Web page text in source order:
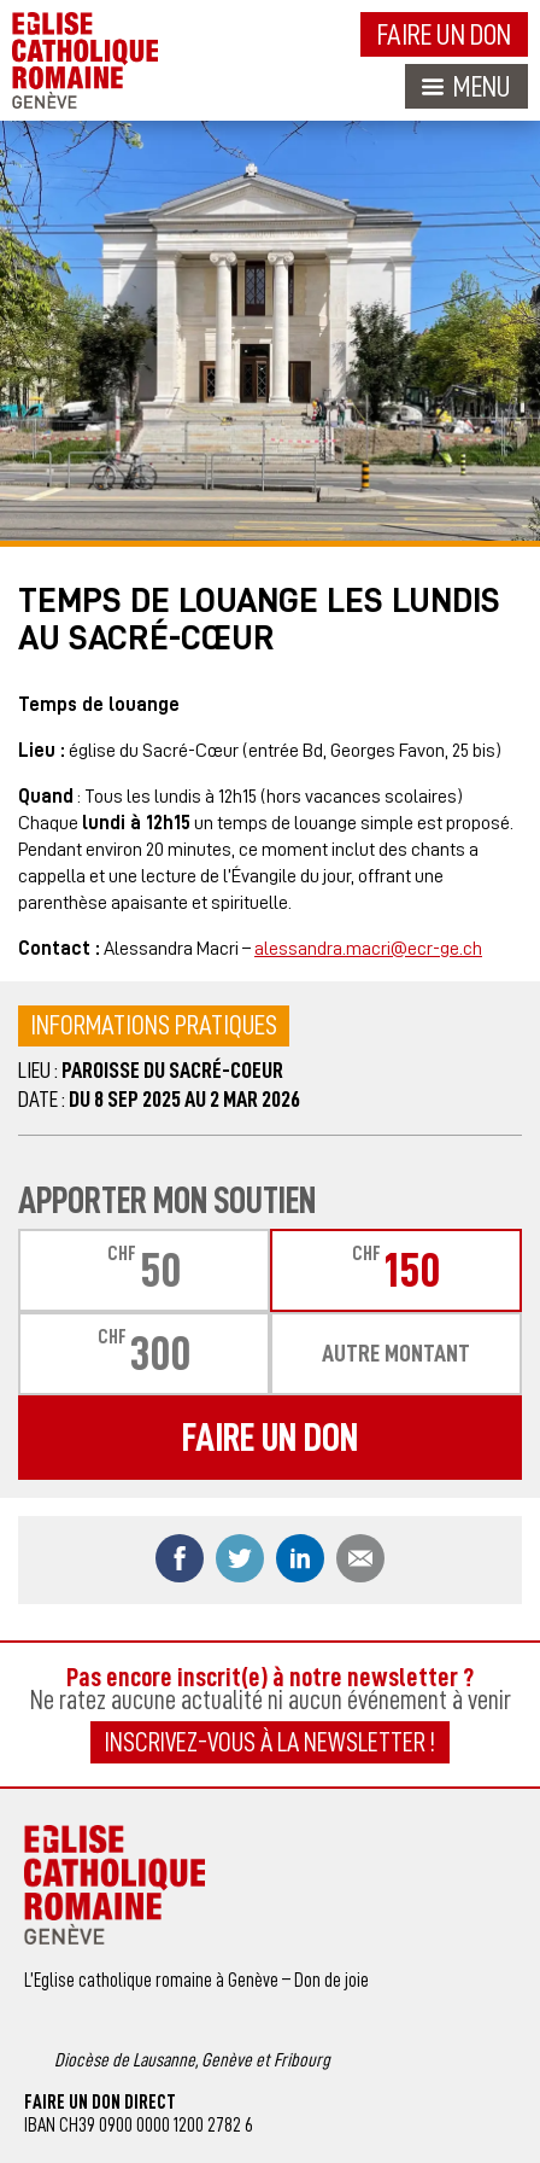
FAIRE UN DON
MENU
TEMPS DE LOUANGE LES LUNDIS
AU SACRÉ-CŒUR
Temps de louange
Lieu : église du Sacré-Cœur (entrée Bd, Georges Favon, 25 bis)
Quand : Tous les lundis à 12h15 (hors vacances scolaires)
Chaque lundi à 12h15 un temps de louange simple est proposé.
Pendant environ 20 minutes, ce moment inclut des chants a
cappella et une lecture de l’Évangile du jour, offrant une
parenthèse apaisante et spirituelle.
Contact : Alessandra Macri –alessandra.macri@ecr-ge.ch
INFORMATIONS PRATIQUES
LIEU : PAROISSE DU SACRÉ-COEUR
DATE : DU 8 SEP 2025 AU 2 MAR 2026
APPORTER MON SOUTIEN
CHF 50 CHF 150
CHF 300 AUTRE MONTANT
FAIRE UN DON
Partager ce contenu sur Facebook
Partager ce contenu sur Twitter
Partager ce contenu
Pas encore inscrit(e) à notre newsletter ?
Ne ratez aucune actualité ni aucun événement à venir
INSCRIVEZ-VOUS À LA NEWSLETTER !
L’Eglise catholique romaine à Genève – Don de joie
Diocèse de Lausanne, Genève et Fribourg
FAIRE UN DON DIRECT
IBAN CH39 0900 0000 1200 2782 6